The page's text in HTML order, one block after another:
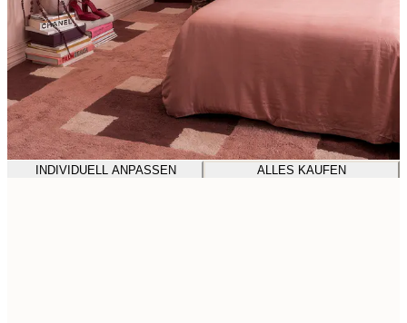
INDIVIDUELL ANPASSEN ALLES KAUFEN